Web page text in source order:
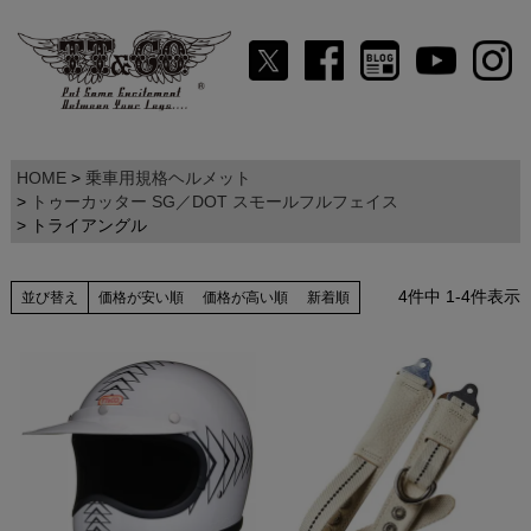
HOME
乗車用規格ヘルメット
トゥーカッター SG／DOT スモールフルフェイス
トライアングル
並び替え 価格が安い順 価格が高い順 新着順 4件中 1-4件表示